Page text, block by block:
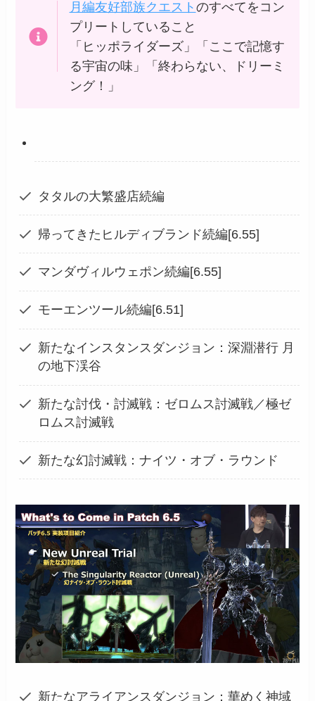
月編友好部族クエスト のすべてをコン
プリートしていること
「ヒッポライダーズ」「ここで記憶す
る宇宙の味」「終わらない、ドリーミ
ング！」
タタルの大繁盛店続編
帰ってきたヒルディブランド続編[6.55]
マンダヴィルウェポン続編[6.55]
モーエンツール続編[6.51]
新たなインスタンスダンジョン：深淵潜行 月
の地下渓谷
新たな討伐・討滅戦：ゼロムス討滅戦／極ゼ
ロムス討滅戦
新たな幻討滅戦：ナイツ・オブ・ラウンド
新たなアライアンスダンジョン：華めく神域